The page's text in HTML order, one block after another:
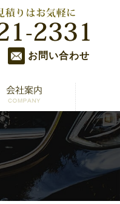
お問い合わせ